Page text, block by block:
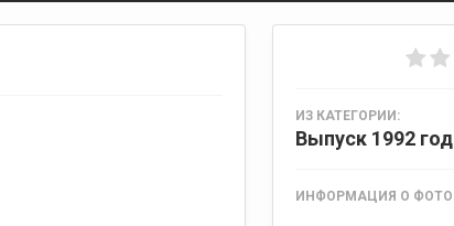
ИЗ КАТЕГОРИИ:
Выпуск 1992 год
ИНФОРМАЦИЯ О ФОТО